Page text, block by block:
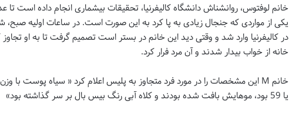
خانم لوفتوس، روانشناش دانشگاه کالیفرنیا، تحقیقات بیشماری انجام داده است
خانه از خواب بیدار شدند و آن مرد فرار کرد.
یا 59 بود، موهایش بافت شده بودند و کلاه آبی رنگ بیس بال بر سر گذاشته بود»